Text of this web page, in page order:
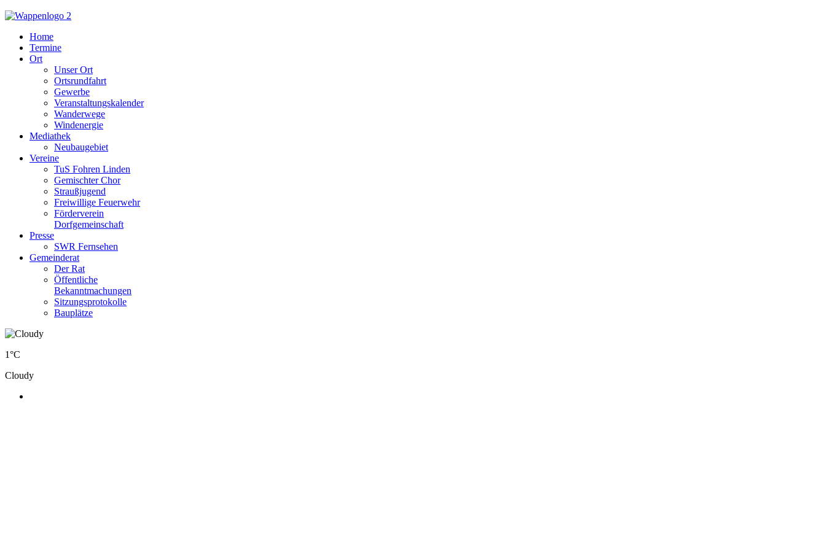
Home
Termine
Ort
Unser Ort
Ortsrundfahrt
Gewerbe
Veranstaltungskalender
Wanderwege
Windenergie
Mediathek
Neubaugebiet
Vereine
TuS Fohren Linden
Gemischter Chor
Straußjugend
Freiwillige Feuerwehr
Förderverein
Dorfgemeinschaft
Presse
SWR Fernsehen
Gemeinderat
Der Rat
Öffentliche
Bekanntmachungen
Sitzungsprotokolle
Bauplätze
1°C
Cloudy